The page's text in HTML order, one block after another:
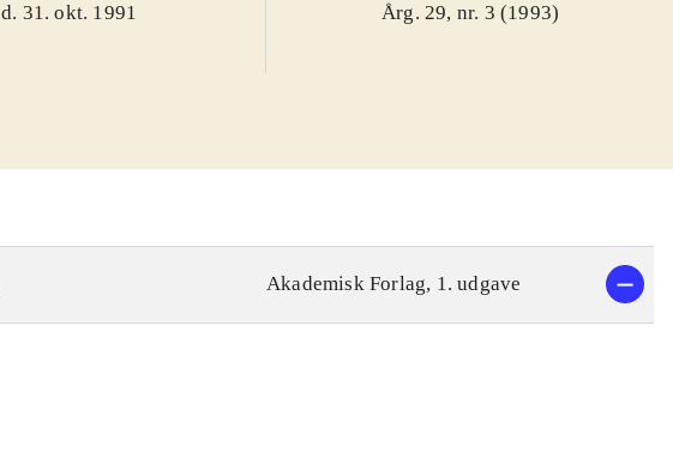
d. 31. okt. 1991
Årg. 29, nr. 3 (1993)
Akademisk Forlag, 1. udgave